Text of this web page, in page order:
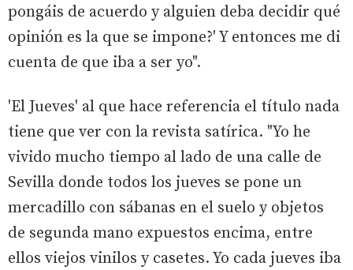
pongáis de acuerdo y alguien deba decidir qué
opinión es la que se impone?' Y entonces me di
cuenta de que iba a ser yo".
'El Jueves' al que hace referencia el título nada
tiene que ver con la revista satírica. "Yo he
vivido mucho tiempo al lado de una calle de
Sevilla donde todos los jueves se pone un
mercadillo con sábanas en el suelo y objetos
de segunda mano expuestos encima, entre
ellos viejos vinilos y casetes. Yo cada jueves iba